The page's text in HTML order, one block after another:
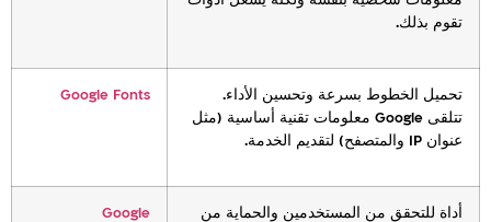
تقوم بذلك.
تحميل الخطوط بسرعة وتحسين الأداء.
تتلقى Google معلومات تقنية أساسية (مثل
عنوان IP والمتصفح) لتقديم الخدمة.
Google Fonts
أداة للتحقق من المستخدمين والحماية من
Google